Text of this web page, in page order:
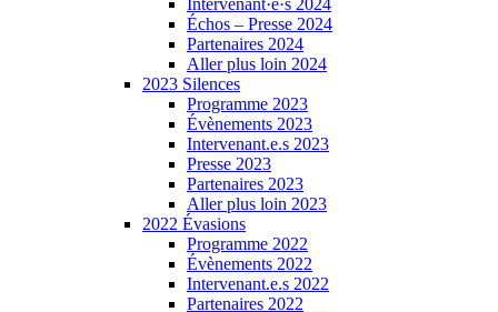
Échos – Presse 2024
Partenaires 2024
Aller plus loin 2024
2023 Silences
Programme 2023
Évènements 2023
Intervenant.e.s 2023
Presse 2023
Partenaires 2023
Aller plus loin 2023
2022 Évasions
Programme 2022
Évènements 2022
Intervenant.e.s 2022
Partenaires 2022